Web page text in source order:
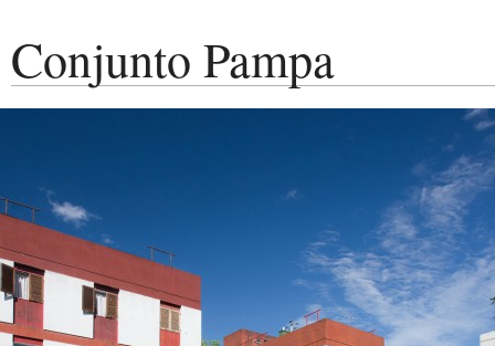
Conjunto Pampa